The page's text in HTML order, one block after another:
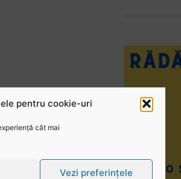
pentru cookie-uri
cât mai
Vezi preferințele